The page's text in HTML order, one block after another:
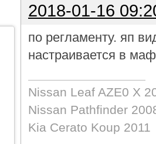
2018-01-16
по регламенту. яп
настраивается в
Nissan Leaf AZE0 X
Nissan Pathfinder
Kia Cerato Koup 2011